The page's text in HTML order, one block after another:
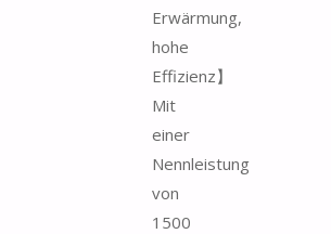
Erwärmung,
hohe
Effizienz】
Mit
einer
Nennleistung
von
1500